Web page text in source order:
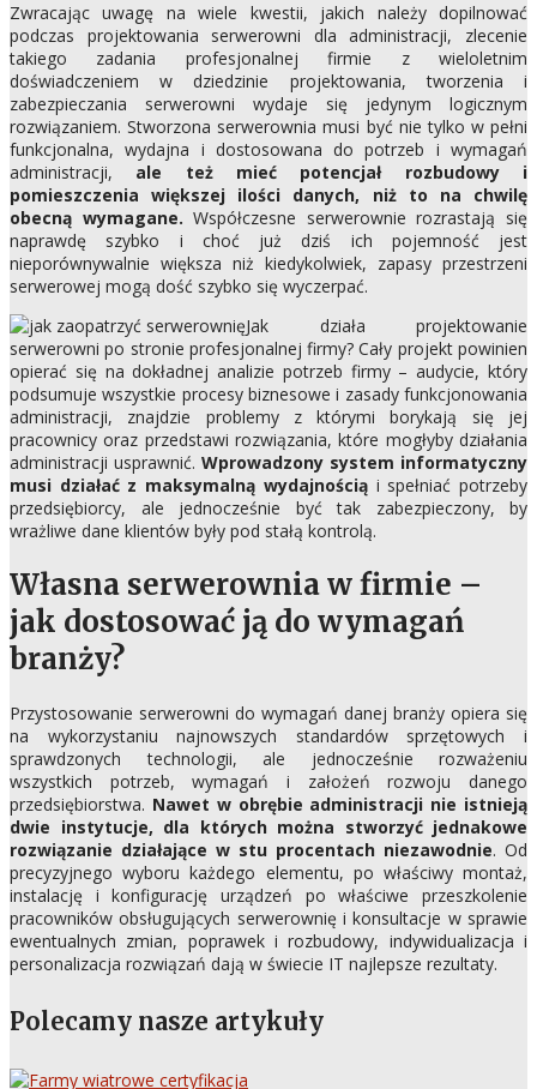
Zwracając uwagę na wiele kwestii, jakich należy dopilnować
podczas projektowania serwerowni dla administracji, zlecenie
takiego zadania profesjonalnej firmie z wieloletnim
doświadczeniem w dziedzinie projektowania, tworzenia i
zabezpieczania serwerowni wydaje się jedynym logicznym
rozwiązaniem. Stworzona serwerownia musi być nie tylko w pełni
funkcjonalna, wydajna i dostosowana do potrzeb i wymagań
administracji, ale też mieć potencjał rozbudowy i
pomieszczenia większej ilości danych, niż to na chwilę
obecną wymagane. Współczesne serwerownie rozrastają się
naprawdę szybko i choć już dziś ich pojemność jest
nieporównywalnie większa niż kiedykolwiek, zapasy przestrzeni
serwerowej mogą dość szybko się wyczerpać.
Jak działa projektowanie
serwerowni po stronie profesjonalnej firmy? Cały projekt powinien
opierać się na dokładnej analizie potrzeb firmy – audycie, który
podsumuje wszystkie procesy biznesowe i zasady funkcjonowania
administracji, znajdzie problemy z którymi borykają się jej
pracownicy oraz przedstawi rozwiązania, które mogłyby działania
administracji usprawnić. Wprowadzony system informatyczny
musi działać z maksymalną wydajnościąi spełniać potrzeby
przedsiębiorcy, ale jednocześnie być tak zabezpieczony, by
wrażliwe dane klientów były pod stałą kontrolą.
Własna serwerownia w firmie –
jak dostosować ją do wymagań
branży?
Przystosowanie serwerowni do wymagań danej branży opiera się
na wykorzystaniu najnowszych standardów sprzętowych i
sprawdzonych technologii, ale jednocześnie rozważeniu
wszystkich potrzeb, wymagań i założeń rozwoju danego
przedsiębiorstwa. Nawet w obrębie administracji nie istnieją
dwie instytucje, dla których można stworzyć jednakowe
rozwiązanie działające w stu procentach niezawodnie. Od
precyzyjnego wyboru każdego elementu, po właściwy montaż,
instalację i konfigurację urządzeń po właściwe przeszkolenie
pracowników obsługujących serwerownię i konsultacje w sprawie
ewentualnych zmian, poprawek i rozbudowy, indywidualizacja i
personalizacja rozwiązań dają w świecie IT najlepsze rezultaty.
Polecamy nasze artykuły